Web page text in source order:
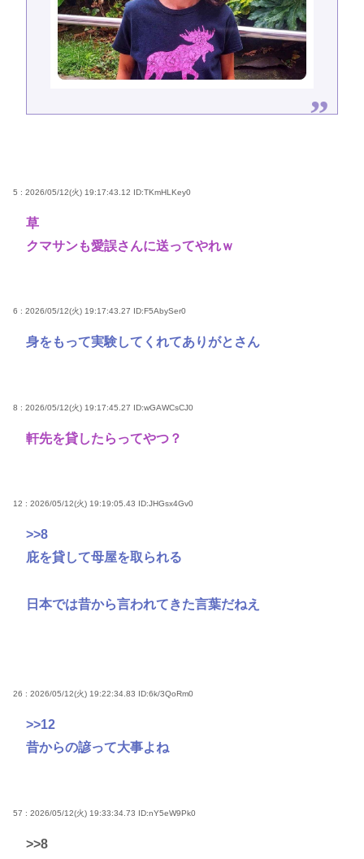
5 : 2026/05/12(火) 19:17:43.12 ID:TKmHLKey0
草
クマサンも愛誤さんに送ってやれｗ
6 : 2026/05/12(火) 19:17:43.27 ID:F5AbySer0
身をもって実験してくれてありがとさん
8 : 2026/05/12(火) 19:17:45.27 ID:wGAWCsCJ0
軒先を貸したらってやつ？
12 : 2026/05/12(火) 19:19:05.43 ID:JHGsx4Gv0
>>8
庇を貸して母屋を取られる
日本では昔から言われてきた言葉だねえ
26 : 2026/05/12(火) 19:22:34.83 ID:6k/3QoRm0
>>12
昔からの諺って大事よね
57 : 2026/05/12(火) 19:33:34.73 ID:nY5eW9Pk0
>>8